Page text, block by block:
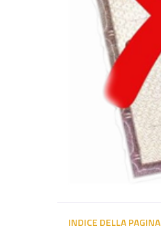
INDICE DELLA PAGINA